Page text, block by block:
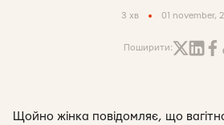
3 хв 01 november,
Поширити:
Щойно жінка повідомляє, що